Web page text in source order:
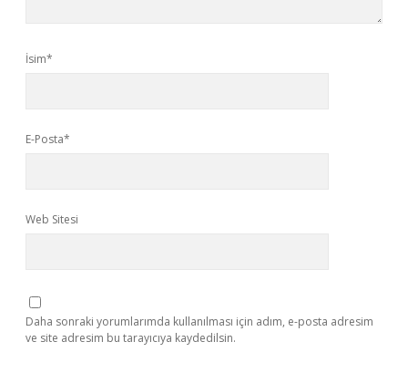
İsim*
E-Posta*
Web Sitesi
Daha sonraki yorumlarımda kullanılması için adım, e-posta adresim
ve site adresim bu tarayıcıya kaydedilsin.